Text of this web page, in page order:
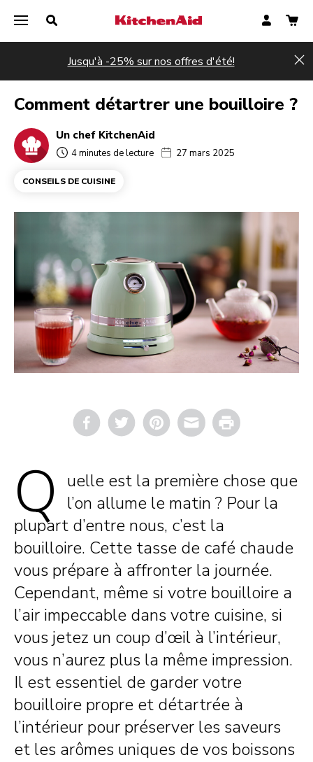
Jusqu'à -25% sur nos offres d'été!
Comment détartrer une bouilloire ?
Un chef KitchenAid
4 minutes de lecture 27 mars 2025
CONSEILS DE CUISINE
Email Print
Q
uelle est la première chose que
l’on allume le matin ? Pour la
plupart d’entre nous, c’est la
bouilloire. Cette tasse de café chaude
vous prépare à affronter la journée.
Cependant, même si votre bouilloire a
l’air impeccable dans votre cuisine, si
vous jetez un coup d’œil à l’intérieur,
vous n’aurez plus la même impression.
Il est essentiel de garder votre
bouilloire propre et détartrée à
l’intérieur pour préserver les saveurs
et les arômes uniques de vos boissons